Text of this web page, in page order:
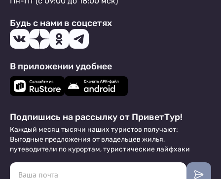
Будь с нами в соцсетях
В приложении удобнее
Подпишись на рассылку от ПриветТур!
Каждый месяц тысячи наших туристов получают:
Выгодные предложения от владельцев жилья,
путеводители по курортам, туристические лайфхаки